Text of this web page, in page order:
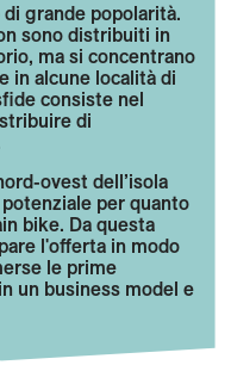
grande popolarità.
sono distribuiti in
ma si concentrano
in alcune località di
consiste nel
di
ovest dell’isola
per quanto
bike. Da questa
l'offerta in modo
le prime
un business model e